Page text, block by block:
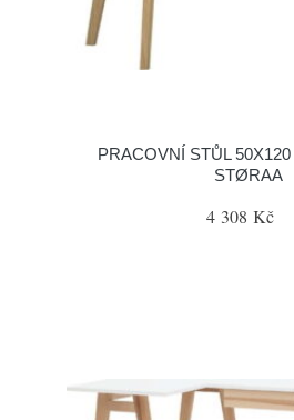
PRACOVNÍ STŮL
STØRAA
4 308 Kč